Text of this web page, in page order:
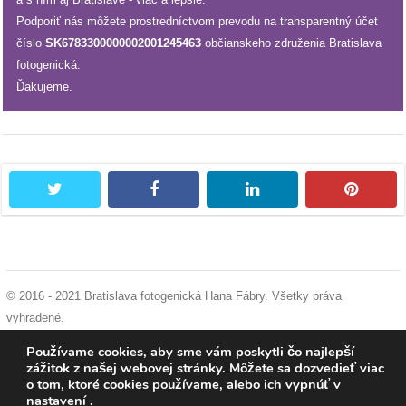
reklama
Podporiť nás môžete prostredníctvom prevodu na transparentný účet
číslo SK6783300000002001245463 občianskeho združenia Bratislava
fotogenická.
Ďakujeme.
facebook linkedin
© 2016 - 2021 Bratislava fotogenická Hana Fábry. Všetky práva
vyhradené.
cookies
Používame cookies, aby sme vám poskytli čo najlepší
zážitok z našej webovej stránky. Môžete sa dozvedieť viac
o tom, ktoré cookies používame, alebo ich vypnúť v
nastavení .